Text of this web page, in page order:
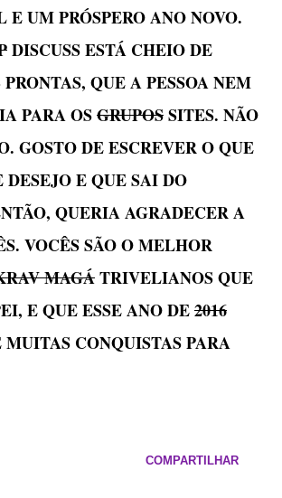
UM PRÓSPERO ANO NOVO.
DISCUSS ESTÁ CHEIO DE
QUE A PESSOA NEM
PARA OSGRUPOSSITES. NÃO
GOSTO DE ESCREVER O QUE
E QUE SAI DO
QUERIA AGRADECER A
VOCÊS SÃO O MELHOR
MAGÁTRIVELIANOS QUE
E QUE ESSE ANO DE2016
MUITAS CONQUISTAS PARA
COMPARTILHAR